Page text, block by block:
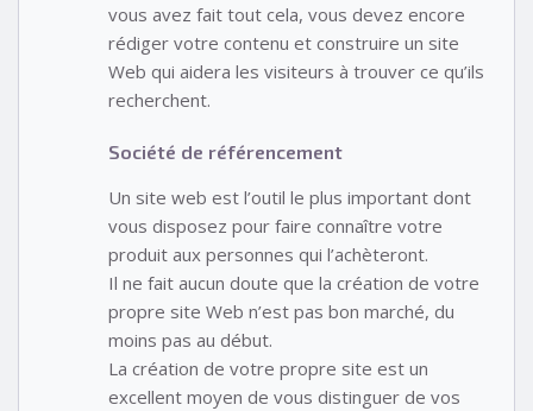
vous avez fait tout cela, vous devez encore
rédiger votre contenu et construire un site
Web qui aidera les visiteurs à trouver ce qu’ils
recherchent.
Société de référencement
Un site web est l’outil le plus important dont
vous disposez pour faire connaître votre
produit aux personnes qui l’achèteront.
Il ne fait aucun doute que la création de votre
propre site Web n’est pas bon marché, du
moins pas au début.
La création de votre propre site est un
excellent moyen de vous distinguer de vos